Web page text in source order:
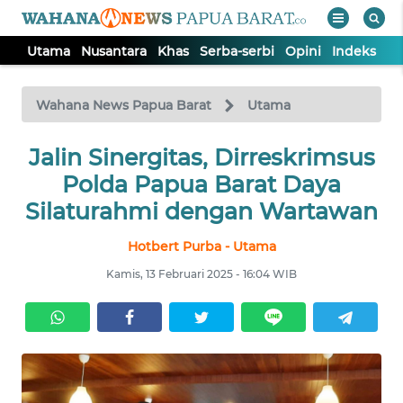
Utama Nusantara Khas Serba-serbi Opini Indeks
Wahana News Papua Barat Utama
Jalin Sinergitas, Dirreskrimsus
Polda Papua Barat Daya
Silaturahmi dengan Wartawan
Hotbert Purba - Utama
Kamis, 13 Februari 2025 - 16:04 WIB
TV
Tutup
UTAMA
NUSANTARA
SERBA-
SERBI
OPINI